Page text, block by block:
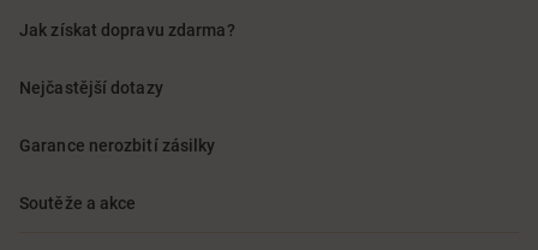
Jak získat dopravu zdarma?
Nejčastější dotazy
Garance nerozbití zásilky
Soutěže a akce